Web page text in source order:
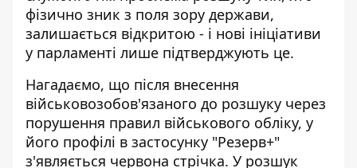
фізично зник з поля зору держави,
залишається відкритою - і нові ініціативи
у парламенті лише підтверджують це.
Нагадаємо, що після внесення
військовозобов'язаного до розшуку через
порушення правил військового обліку, у
його профілі в застосунку "Резерв+"
з'являється червона стрічка. У розшук